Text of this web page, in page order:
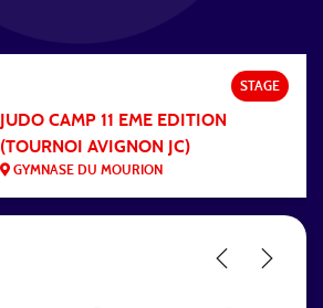
STAGE
JUDO CAMP 11 EME EDITION
(TOURNOI AVIGNON JC)
GYMNASE DU MOURION